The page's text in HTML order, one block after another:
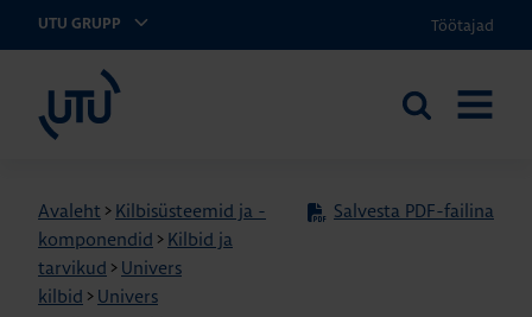
UTU GRUPP Töötajad
Otsi
Avaleht > Kilbisüsteemid ja -
komponendid > Kilbid ja
tarvikud > Univers
kilbid > Univers
Salvesta PDF-failina